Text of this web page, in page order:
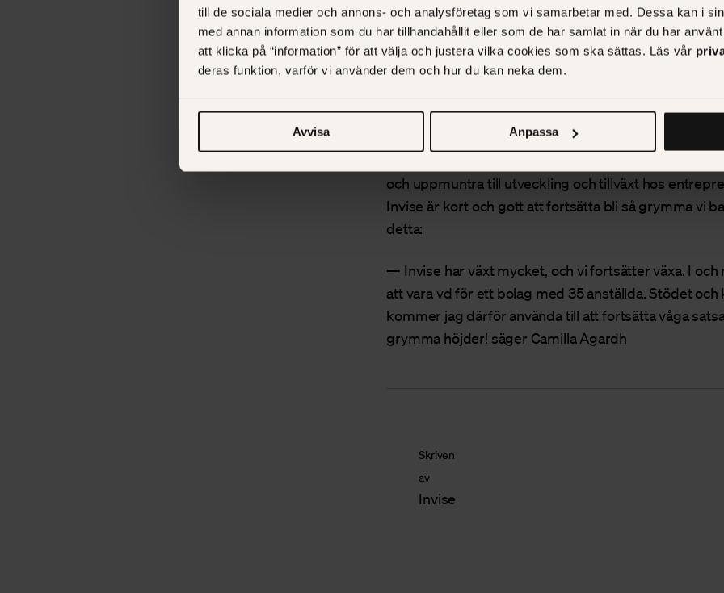
till de sociala medier och annons- och analysföretag som vi samarbetar med. Dessa kan i
med annan information som du har tillhandahållit eller som de har samlat in när du har
att klicka på “information” för att välja och justera vilka cookies som ska sättas. Läs vår
deras funktion, varför vi använder dem och hur du kan neka dem.
Avvisa Anpassa
Agardh.
Relaterad:Studiebesök hos Northvolt med Prins
Mål med
Målsättningen med projektet Prins Daniel
och uppmuntra till utveckling och tillväxt hos
Invise är kort och gott att fortsätta bli så grymma vi
detta:
— Invise har växt mycket, och vi fortsätter växa. I
att vara vd för ett bolag med 35 anställda. Stödet
kommer jag därför använda till att fortsätta våga
grymma höjder! säger Camilla Agardh
Skriven
av
Invise